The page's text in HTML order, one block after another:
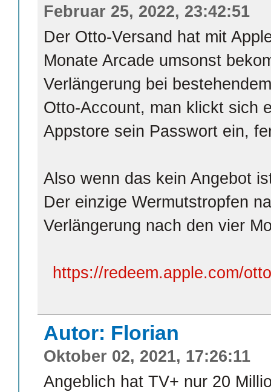
Februar 25, 2022, 23:42:51
Der Otto-Versand hat mit
Monate Arcade umsonst
Verlängerung bei
Otto-Account, man klickt sich
Appstore sein Passwort ein,
Also wenn das kein Angebot
Der einzige Wermutstropfen
Verlängerung nach den vier
https://redeem.apple.com/
Autor: Florian
Oktober 02, 2021, 17:26:11
Angeblich hat TV+ nur 20